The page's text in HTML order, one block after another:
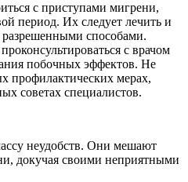
с приступами мигрени,
период. Их следует лечить и
способами.
с врачом
побочных эффектов. Не
профилактических мерах,
советах специалистов.
неудобств. Они мешают
докучая своими неприятными